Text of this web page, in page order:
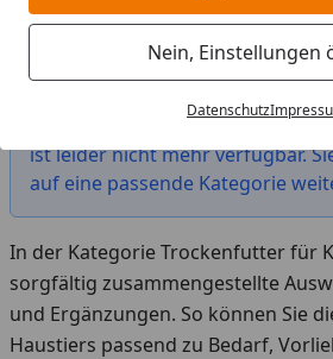
Nein, Einstellungen
Datenschutz
Katze Katzenfutter
Das von Ihnen gesuchte Produkt
Sterilised Fresh Carp & Trout
ist leider nicht mehr verfügbar.
auf eine passende Kategorie
In der Kategorie Trockenfutter für
sorgfältig zusammengestellte
und Ergänzungen. So können Sie
Haustiers passend zu Bedarf,